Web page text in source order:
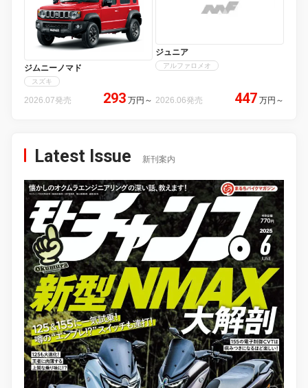
ジムニーノマド
スズキ
2026.07発売 293 万円 ～
ジュニア
アルファロメオ
2026.06発売 447 万円 ～
Latest Issue 新刊案内